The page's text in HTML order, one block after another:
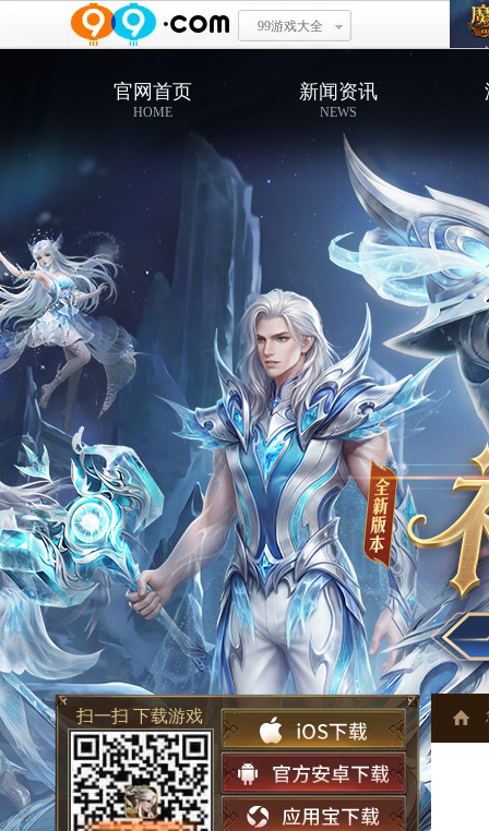
99游戏大全
官网首页
HOME
新闻资讯
NEWS
扫一扫 下载游戏